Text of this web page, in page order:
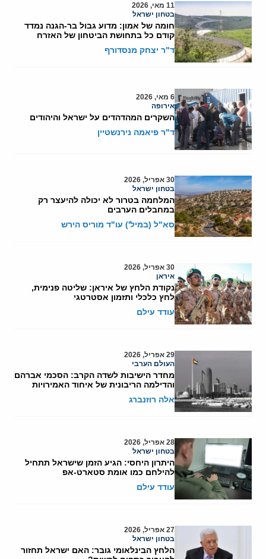
11 מאי, 2026
בטחון ישראל
חומה של אמון: מדוע גבול בר-הגנה נמדד
קודם כל בתחושת הביטחון של האזרח
ד"ר יצחק מנסדורף
6 מאי, 2026
אירופה
השקרים המהדהדים על ישראל והיהודים
ד"ר פיאמה נירנשטיין
30 אפריל, 2026
בטחון ישראל
המלחמה בטרור לא יכולה להיעצר רק
במחבלים הערבים
סא"ל (במיל') עו"ד מוריס הירש
30 אפריל, 2026
איראן
נקודת הלחץ של איראן: שליטה פנימית,
לחץ כלכלי ותזמון אסטרטגי
עודד עילם
29 אפריל, 2026
העולם הערבי
מחדר הישיבות לשדה הקרב: הסכמי אברהם
והדילמה הריבונית של איחוד האמירויות
אלה רוזנברג
28 אפריל, 2026
בטחון ישראל
היתרון היחסי: הגיע הזמן שישראל תתחיל
להילחם כמו אומת סטארט-אפ
עודד עילם
27 אפריל, 2026
בטחון ישראל
הלחץ הבינלאומי גובר: האם ישראל תחזור